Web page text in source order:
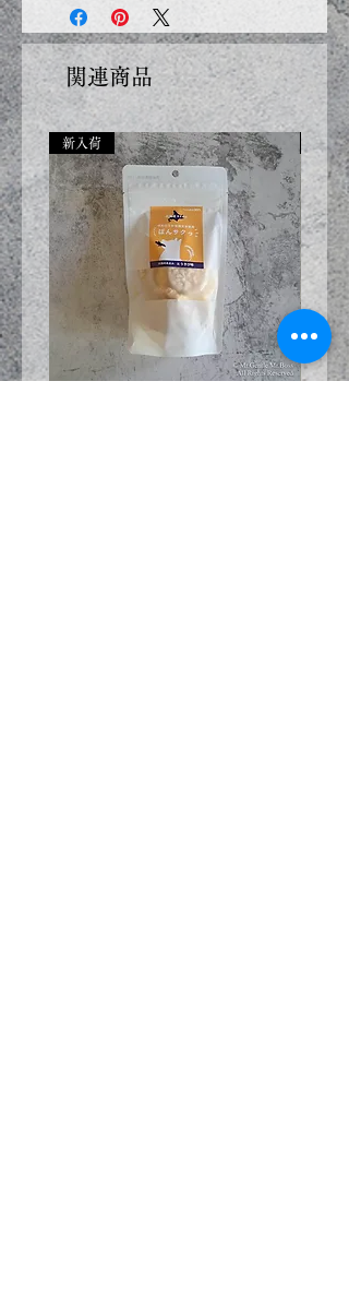
を差し込んでください。(つま
みをつまみながら差し込むと、
キャッチが緩くなる恐れがあり
ます。)
＜キャッチの外し方＞
キャッチの左右に付いているつ
まみを内側に押しながらピンを
抜いてください。
※キャッチが針から抜けやすい
場合はつまみを外側に倒す事で
改善されます。
け下さい。
繊細な作りの為、強くひっぱっ
たり強い衝撃を与えると破損の
原因になります。
デザイン上、とがりのあるもの
やチェーン金具等によってお肌
を傷つけたり、お洋服への引っ
かかりにご注意下さい。
痒みや腫れ等、お肌に異常を感
じた時はご使用をおやめ頂き専
門医へご相談下さい。
小さなお子様、ペットがいらっ
しゃるお客様は、お子様の手、
ペットが届かないところに保管
込み）での表示としておりま
す。
関連商品
新入荷 新入荷